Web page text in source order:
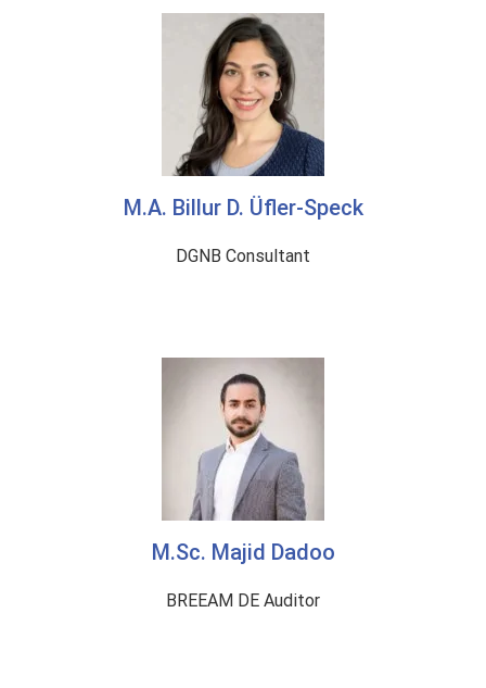
M.A. Billur D. Üfler-Speck
DGNB Consultant
M.Sc. Majid Dadoo
BREEAM DE Auditor